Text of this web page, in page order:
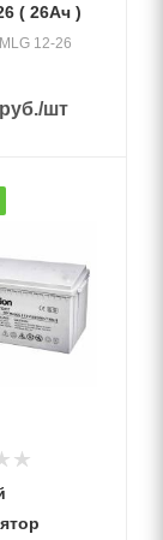
( 26Ач )
12-26
руб./шт